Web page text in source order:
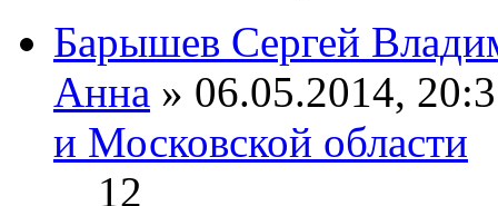
Барышев Сергей
Анна » 06.05.2014,
и Московской области
12